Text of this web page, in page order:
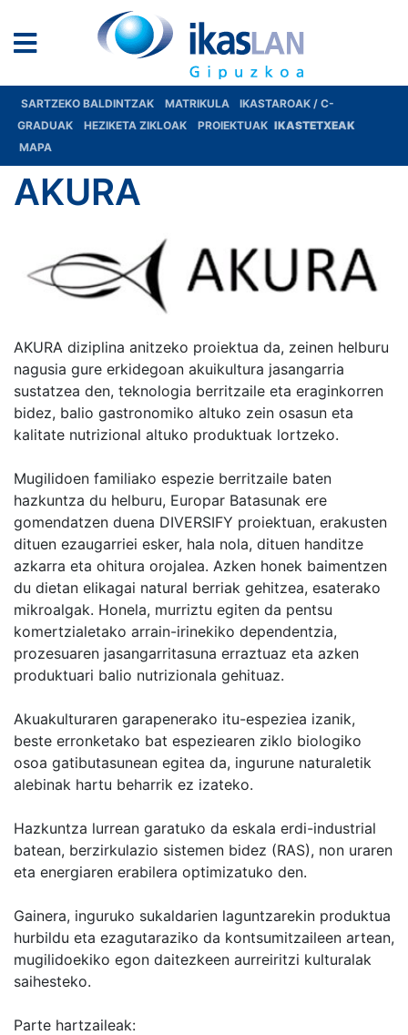
SARTZEKO BALDINTZAK MATRIKULA
IKASTAROAK / C-
GRADUAK
HEZIKETA ZIKLOAK PROIEKTUAK IKASTETXEAK
MAPA
AKURA
AKURA diziplina anitzeko proiektua da, zeinen helburu
nagusia gure erkidegoan akuikultura jasangarria
sustatzea den, teknologia berritzaile eta eraginkorren
bidez, balio gastronomiko altuko zein osasun eta
kalitate nutrizional altuko produktuak lortzeko.
Mugilidoen familiako espezie berritzaile baten
hazkuntza du helburu, Europar Batasunak ere
gomendatzen duena DIVERSIFY proiektuan, erakusten
dituen ezaugarriei esker, hala nola, dituen handitze
azkarra eta ohitura orojalea. Azken honek baimentzen
du dietan elikagai natural berriak gehitzea, esaterako
mikroalgak. Honela, murriztu egiten da pentsu
komertzialetako arrain-irinekiko dependentzia,
prozesuaren jasangarritasuna erraztuaz eta azken
produktuari balio nutrizionala gehituaz.
Akuakulturaren garapenerako itu-espeziea izanik,
beste erronketako bat espeziearen ziklo biologiko
osoa gatibutasunean egitea da, ingurune naturaletik
alebinak hartu beharrik ez izateko.
Hazkuntza lurrean garatuko da eskala erdi-industrial
batean, berzirkulazio sistemen bidez (RAS), non uraren
eta energiaren erabilera optimizatuko den.
Gainera, inguruko sukaldarien laguntzarekin produktua
hurbildu eta ezagutaraziko da kontsumitzaileen artean,
mugilidoekiko egon daitezkeen aurreiritzi kulturalak
saihesteko.
Parte hartzaileak: